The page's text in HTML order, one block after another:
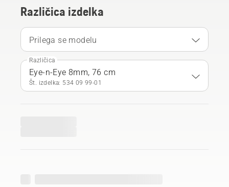
Različica izdelka
Prilega se modelu
Različica
Eye-n-Eye 8mm, 76 cm
Št. izdelka: 534 09 99‑01